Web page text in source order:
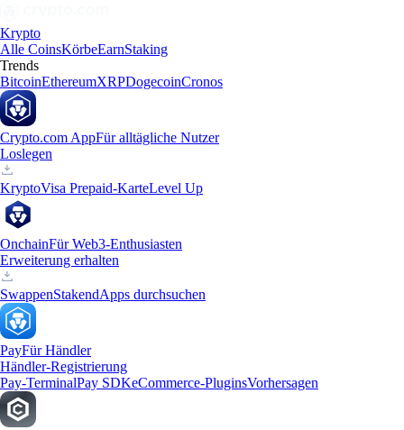
Krypto
Alle CoinsKörbeEarnStaking
Trends
BitcoinEthereumXRPDogecoinCronos
Crypto.com AppFür alltägliche Nutzer
Loslegen
KryptoVisa Prepaid-KarteLevel Up
OnchainFür Web3-Enthusiasten
Erweiterung erhalten
SwappenStakendApps durchsuchen
PayFür Händler
Händler-Registrierung
Pay-TerminalPay SDKeCommerce-PluginsVorhersagen